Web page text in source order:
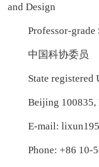
and Design
Professor-grade
中国科协委员
State registered
Beijing 100835,
E-mail:
Phone: +86 10-